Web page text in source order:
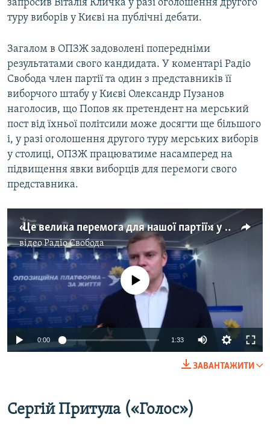
запросив Віталія Кличка у разі оголошення другого
туру виборів у Києві на публічні дебати.
Загалом в ОПЗЖ задоволені попередніми
результатами свого кандидата. У коментарі Радіо
Свобода член партії та один з представників її
виборчого штабу у Києві Олександр Пузанов
наголосив, що Попов як претендент на мерський
пост від їхньої політсили може досягти ще більшого
і, у разі оголошення другого туру мерських виборів
у столиці, ОПЗЖ працюватиме насамперед на
підвищення явки виборців для перемоги свого
представника.
«Це велика перемога для нашої партії»: у ОПЗЖ відреагували на можливий вихід Олександра Попова у другий тур виборів мера Києва (відео)
відеоРадіо Свобода
No media source currently available
0:00 1:33
ЗАВАНТАЖИТИ
Сергій Притула («Голос»)